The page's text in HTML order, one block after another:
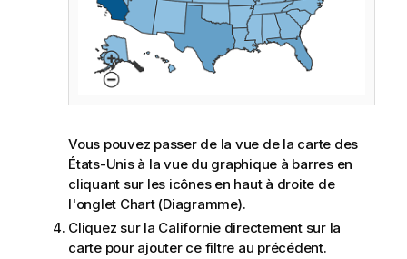
Vous pouvez passer de la vue de la carte des
États-Unis à la vue du graphique à barres en
cliquant sur les icônes en haut à droite de
l'onglet Chart (Diagramme).
Cliquez sur la Californie directement sur la
carte pour ajouter ce filtre au précédent.